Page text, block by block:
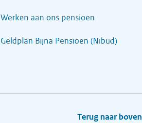
Werken aan ons pensioen
Geldplan Bijna Pensioen (Nibud)
Terug naar boven